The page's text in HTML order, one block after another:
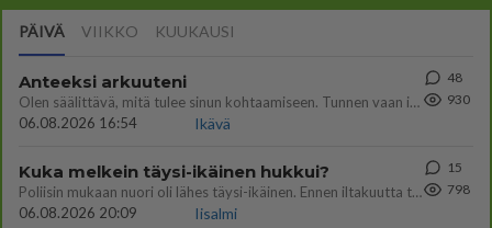
PÄIVÄ VIIKKO KUUKAUSI
Anteeksi arkuuteni
Olen säälittävä, mitä tulee sinun kohtaamiseen. Tunnen vaan itseni todella epävarmaksi sun kanssa. Jos minun olisi pitän
06.08.2026 16:54
Ikävä
48
930
Kuka melkein täysi-ikäinen hukkui?
Poliisin mukaan nuori oli lähes täysi-ikäinen. Ennen iltakuutta tulleen ilmoituksen mukaan ihminen oli joutunut mahdoll
06.08.2026 20:09
Iisalmi
15
798